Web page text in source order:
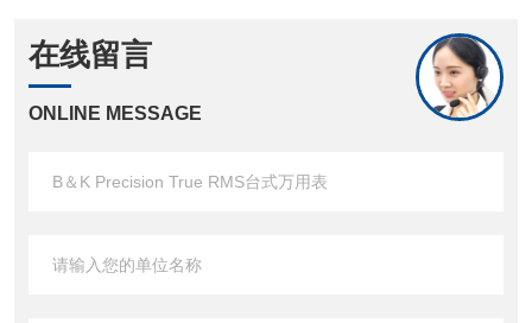
在线留言
ONLINE MESSAGE